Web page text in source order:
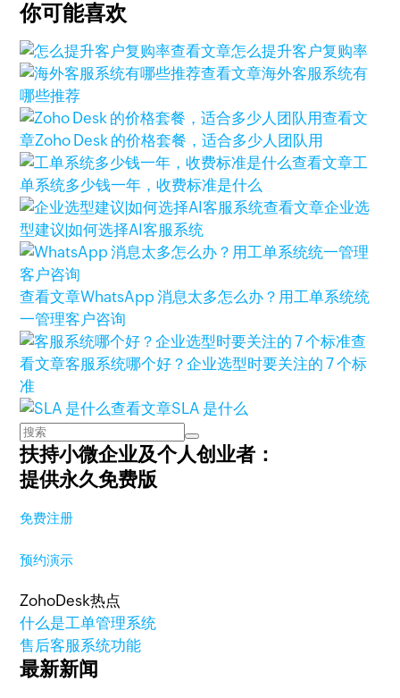
你可能喜欢
查看文章怎么提升客户复购率
查看文章海外客服系统有
哪些推荐
查看文
章Zoho Desk 的价格套餐，适合多少人团队用
查看文章工
单系统多少钱一年，收费标准是什么
查看文章企业选
型建议|如何选择AI客服系统
查看文章WhatsApp 消息太多怎么办？用工单系统统
一管理客户咨询
查
看文章客服系统哪个好？企业选型时要关注的 7 个标
准
查看文章SLA 是什么
扶持小微企业及个人创业者：
提供永久免费版
免费注册
预约演示
ZohoDesk热点
什么是工单管理系统
售后客服系统功能
最新新闻